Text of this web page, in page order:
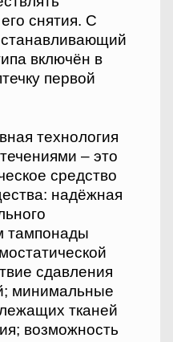
снятия. С
включён в
первой
технология
– это
средство
надёжная
тампонады
сдавления
минимальные
тканей
возможность